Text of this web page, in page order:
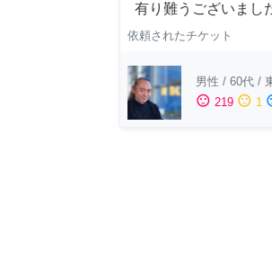
有り難うございまし
依頼されたチケット
男性 / 60代 /
sentiment_satisfied 219 sentiment_neutral 1